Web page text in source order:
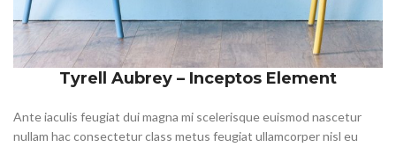
Tyrell Aubrey – Inceptos Element
Ante iaculis feugiat dui magna mi scelerisque euismod nascetur
nullam hac consectetur class metus feugiat ullamcorper nisl eu